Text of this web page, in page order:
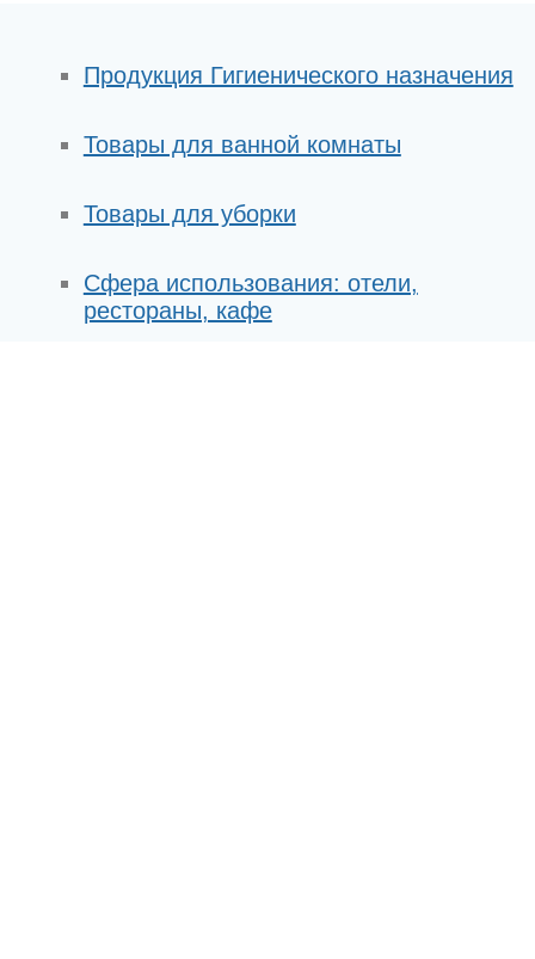
Продукция Гигиенического назначения
Товары для ванной комнаты
Товары для уборки
Сфера использования: отели,
рестораны, кафе